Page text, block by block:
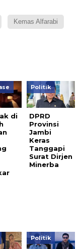
Kemas Alfarabi
di
Politik
DPRD
Provinsi
Jambi
Keras
Tanggapi
Surat Dirjen
Minerba
Politik